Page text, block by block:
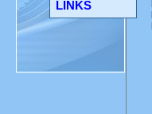
LINKS